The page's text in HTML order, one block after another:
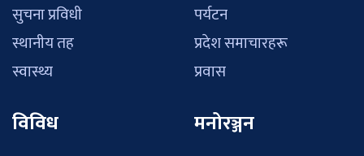
सुचना प्रविधी
स्थानीय तह
स्वास्थ्य
पर्यटन
प्रदेश समाचारहरू
प्रवास
विविध मनोरञ्जन